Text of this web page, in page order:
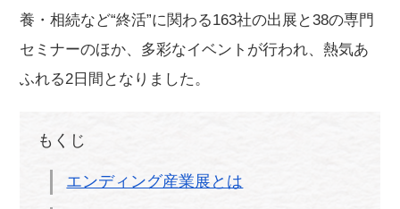
養・相続など“終活”に関わる163社の出展と38の専門
セミナーのほか、多彩なイベントが行われ、熱気あ
ふれる2日間となりました。
もくじ
エンディング産業展とは